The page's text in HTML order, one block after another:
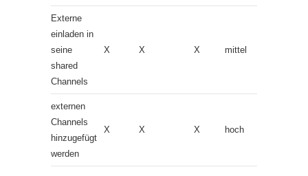
Externe
einladen in
seine
shared
Channels
X X X mittel
externen
Channels
hinzugefügt
werden
X X X hoch